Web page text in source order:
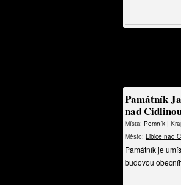
Památník
nad
Místa: Pomník |
Město: Libice nad
Památník je
budovou